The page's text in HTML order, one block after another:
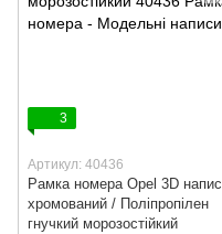
3
Артикул: 40436
Рамка номера Opel 3D напис
хромований / Поліпропілен
гнучкий морозостійкий